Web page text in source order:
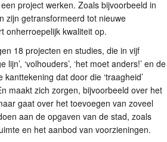
project werken. Zoals bijvoorbeeld in
zijn getransformeerd tot nieuwe
onherroepelijk kwaliteit op.
18 projecten en studies, die in vijf
lijn’, ‘volhouders’, ‘het moet anders!’ en de
kanttekening dat door die ‘traagheid’
maakt zich zorgen, bijvoorbeeld over het
gaat over het toevoegen van zoveel
aan de opgaven van de stad, zoals
en het aanbod van voorzieningen.